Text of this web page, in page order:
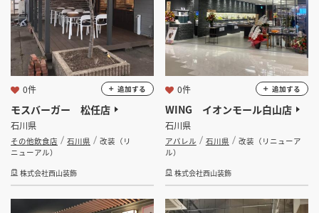
モスバーガー 松任店
石川県
その他飲食店 石川県
改装（リ
ニューアル）
株式会社西山装飾
0件 追加する
WING イオンモール白山店
石川県
アパレル 石川県
改装（リニューア
ル）
株式会社西山装飾
0件 追加する